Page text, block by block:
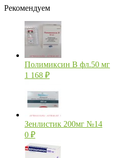
Рекомендуем
Полимиксин В фл.50 мг
1 168 ₽
Зенлистик 200мг №14
0 ₽